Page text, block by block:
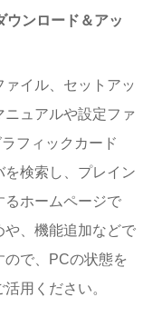
ウンロード＆アッ
イル、セットアッ
ュアルや設定ファ
フィックカード
を検索し、プレイン
るホームページで
や、機能追加などで
で、PCの状態を
用ください。